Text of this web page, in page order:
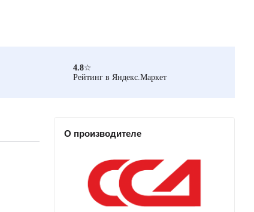
4.8☆
Рейтинг в Яндекс.Маркет
О производителе